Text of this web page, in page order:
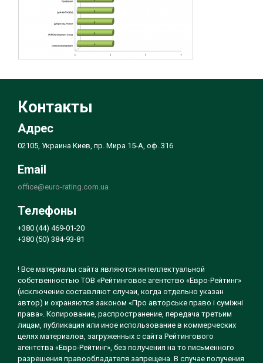
Контакты
Адрес
02105, Украина Киев, пр. Мира 15-А, оф. 316
Email
office@euro-rating.com.ua
Телефоны
+380 (44) 469-01-20
+380 (50) 384-93-81
! Все материалы сайта являются интеллектуальной
собственностью ТОВ «Рейтинговое агентство «Евро-Рейтинг»
(исключение составляют случаи, когда отдельно указан
автор) и охраняются законом «Про авторське право і суміжні
права». Копирование, распространение, передача третьим
лицам, публикация или иное использование в коммерческих
целях материалов, загруженных с сайта Рейтингового
агентства «Евро-Рейтинг», без получения на то письменного
разрешения правообладателя запрещена. В случае получения